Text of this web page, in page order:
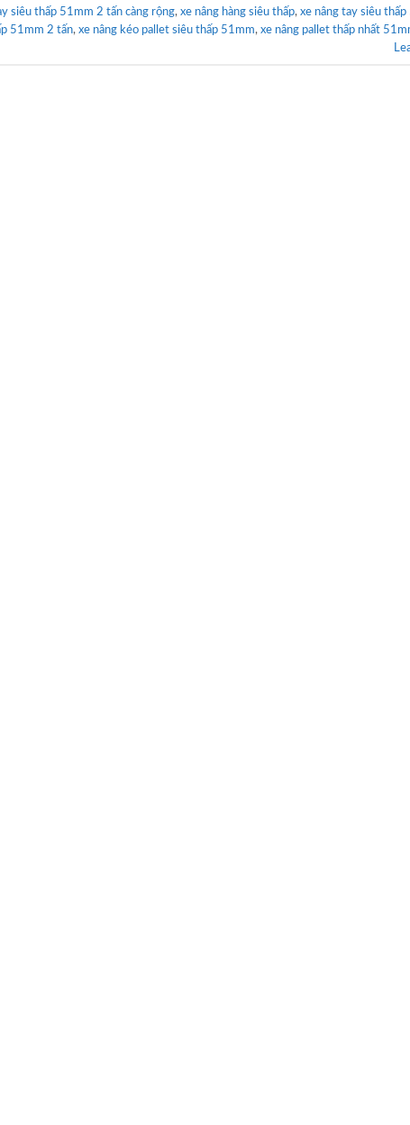
siêu thấp 51mm 2 tấn càng rộng, xe nâng hàng siêu thấp, xe nâng tay siêu
51mm 2 tấn, xe nâng kéo pallet siêu thấp 51mm, xe nâng pallet thấp nhất